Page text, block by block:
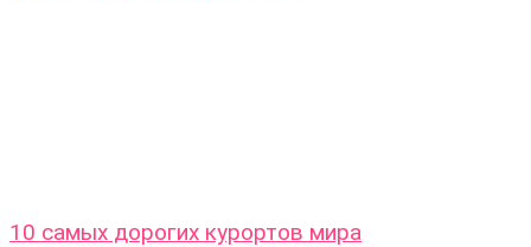
10 самых дорогих курортов мира